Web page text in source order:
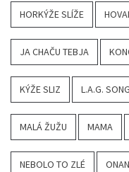
HORKÝŽE SLÍŽE
JA CHAČU TEBJA
KÝŽE SLIZ L.A.G. SONG
MALÁ ŽUŽU MAMA
NEBOLO TO ZLÉ